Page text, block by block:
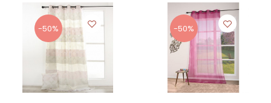
-50% -50%